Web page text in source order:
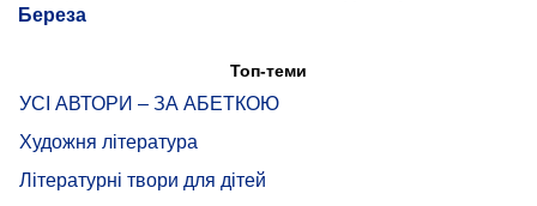
Береза
Топ-теми
УСІ АВТОРИ – ЗА АБЕТКОЮ
Художня література
Літературні твори для дітей